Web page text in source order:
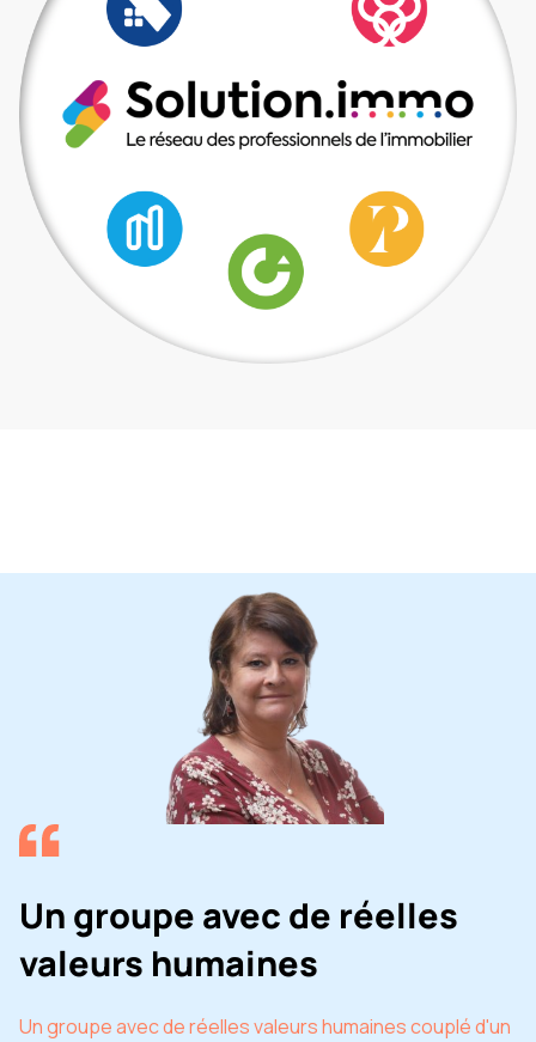
Un groupe avec de réelles
valeurs humaines
Un groupe avec de réelles valeurs humaines couplé d'un